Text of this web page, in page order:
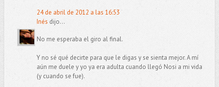
24 de abril de 2012 a las 16:53
Inés dijo...
No me esperaba el giro al final.
Y no sé qué decirte para que le digas y se sienta mejor. A mí
aún me duele y yo ya era adulta cuando llegó Nosi a mi vida
(y cuando se fue).